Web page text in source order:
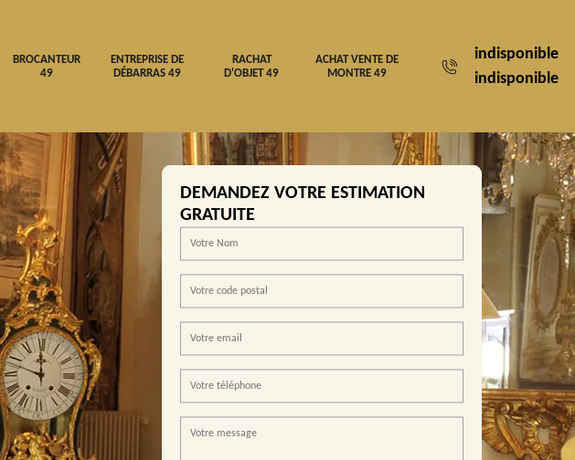
BROCANTEUR
49
ENTREPRISE DE
DÉBARRAS 49
RACHAT
D'OBJET 49
ACHAT VENTE DE
MONTRE 49
indisponible
indisponible
DEMANDEZ VOTRE ESTIMATION
GRATUITE